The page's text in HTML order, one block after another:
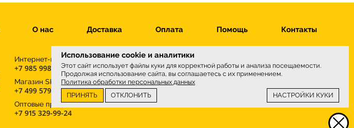
О нас Доставка Оплата Помощь Контакты
Интернет-магазин
+7 985 998-96-71
Магазин SKIWAX sport
+7 499 579-30-41
Оптовые продажи
+7 915 329-99-24
Мы принимаем
Использование cookie и аналитики
Этот сайт использует файлы куки для корректной работы и анализа посещаемости.
Продолжая использование сайта, вы соглашаетесь с их применением.
Политика обработки персональных данных
ПРИНЯТЬ
ОТКЛОНИТЬ НАСТРОЙКИ КУКИ